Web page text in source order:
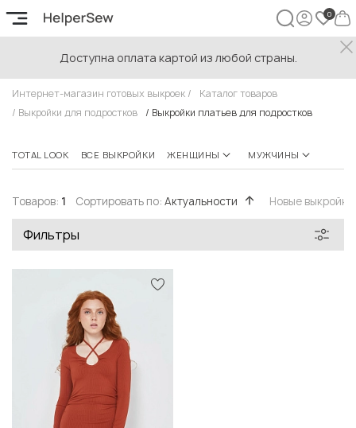
Доступна оплата картой из любой страны.
Выкройки платьев для подростков
Интернет-магазин готовых выкроек /
Каталог товаров
/ Выкройки для подростков / Выкройки платьев для подростков
TOTAL LOOK ВСЕ ВЫКРОЙКИ ЖЕНЩИНЫ МУЖЧИНЫ
Сортировать по: Актуальности Новые выкройки
Товаров: 1
Фильтры
Быстрый просмотр